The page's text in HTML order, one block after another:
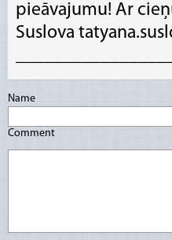
pieāvajumu! Ar
Suslova
Name
Comment